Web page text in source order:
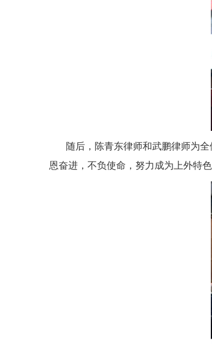
随后，陈青东律师和武鹏律师为
恩奋进，不负使命，努力成为上外特